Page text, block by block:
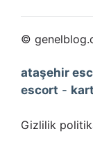
©
ataşehir
escort -
Gizlilik